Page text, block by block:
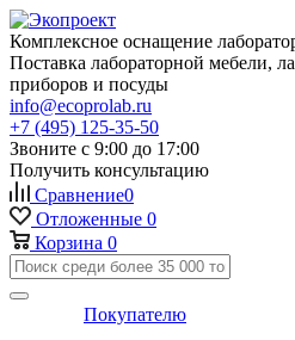
Комплексное оснащение
Поставка лабораторной мебели,
приборов и посуды
info@ecoprolab.ru
+7 (495) 125-35-50
Звоните с 9:00 до 17:00
Получить консультацию
Сравнение0
Отложенные 0
Корзина 0
Покупателю